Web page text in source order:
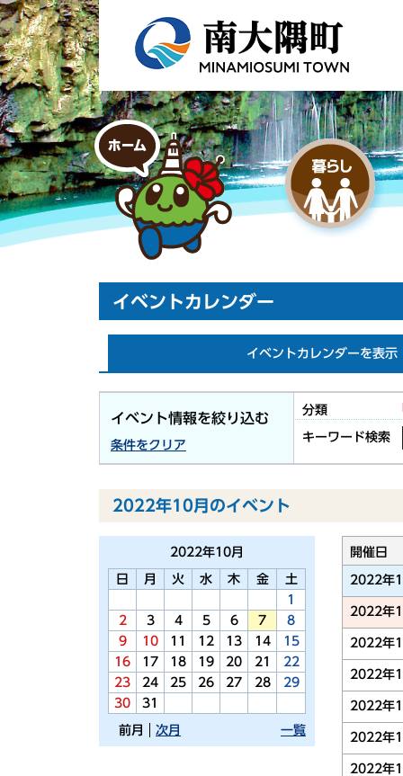
イベントカレンダー
イベントカレンダーを表示
イベント情報を絞り込む
条件をクリア
分類
キーワード検索
2022年10月のイベント
2022年10月
日 月 火 水 木 金
土
1
2
3 4 5 6 7
8
9
10 11 12 13 14
15
16
17 18 19 20 21
22
23
24 25 26 27 28
29
30
31
前月 一覧
次月
開催日
2022年
2022年
2022年
2022年
2022年
2022年
2022年